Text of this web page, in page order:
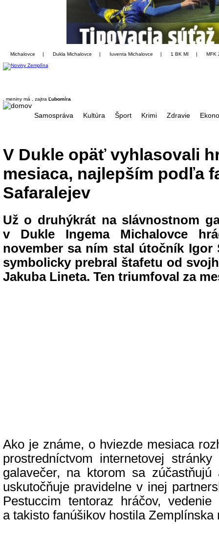
Michalovce | Dukla Michalovce | Iuventa Michalovce | 1 BK MI | MFK
, meniny má , zajtra Ľubomíra
Samospráva Kultúra Šport Krimi Zdravie
V Dukle opäť vyhlasovali
mesiaca, najlepším podľa
Safaralejev
Už o druhýkrát na slávnostnom
v Dukle Ingema Michalovce
november sa ním stal útočník Igor
symbolicky prebral štafetu od
Jakuba Lineta. Ten triumfoval za
Ako je známe, o hviezde mesiaca
prostredníctvom internetovej stránky
galavečer, na ktorom sa zúčastňujú
uskutočňuje pravidelne v inej
Pestuccim tentoraz hráčov,
a takisto fanúšikov hostila